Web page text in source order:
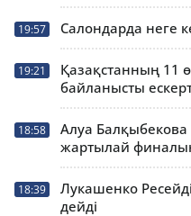
19:57 Салондарда неге
19:21
Қазақстанның 11
байланысты
18:58
Алуа
жартылай
18:39
Лукашенко
дейді